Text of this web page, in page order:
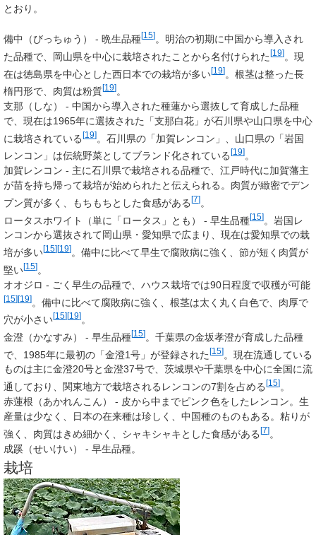
とおり。
備中 （びっちゅう） - 晩生品種[15] 。明治の初期に中国から導入され
た品種で、岡山県を中心に栽培されたことから名付けられた[19]。現
在は徳島県を中心とした西日本での栽培が多い[19]
。根茎は整った長
楕円形で、肉質は粉質[19] 。
支那 （しな） - 中国から導入された種蓮から選抜して育成した品種
で、現在は1965年に選抜された「支那白花」が石川県や山口県を中心
に栽培されている[19]。石川県の「加賀レンコン」、山口県の「岩国
レンコン」は伝統野菜としてブランド化されている [19] 。
加賀レンコン - 主に石川県で栽培される品種で、江戸時代に加賀藩主
が苗を持ち帰って栽培が始められたと伝えられる。肉質が緻密でデン
プン質が多く、もちもちとした食感がある [7] 。
ロータスホワイト
（単に「ロータス 」とも） - 早生品種[15]。岩国レ
ンコンから選抜されて岡山県・愛知県で広まり、現在は愛知県での栽
培が多い[15][19] 。備中に比べて早生で腐敗病に強く、節が短く肉質が
堅い[15] 。
オオジロ - ごく早生の品種で、ハウス栽培では90日程度で収穫が可能
[15][19]。備中に比べて腐敗病に強く、根茎は太く丸く白色で、肉厚で
穴が小さい[15][19] 。
金澄 （かなすみ） - 早生品種[15] 。千葉県の金坂孝澄が育成した品種
で、1985年に最初の「金澄1号」が登録された[15]。現在流通している
ものは主に金澄20号と金澄37号で、茨城県や千葉県を中心に全国に流
通しており、関東地方で栽培されるレンコンの7割を占める [15] 。
赤蓮根 （あかれんこん） - 皮から中までピンク色をしたレンコン。生
産量は少なく、日本の在来種は珍しく、中国種のものもある。粘りが
強く、肉質はきめ細かく、シャキシャキとした食感がある[7]。
成蹊 （せいけい） - 早生品種。
栽培